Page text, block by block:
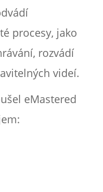
procesy, jako
rozvádí
videí.
eMastered